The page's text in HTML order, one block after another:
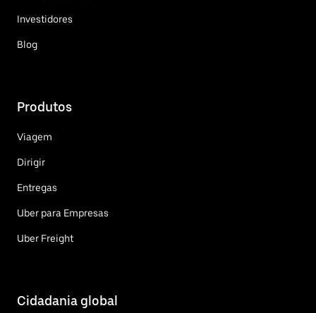
Investidores
Blog
Produtos
Viagem
Dirigir
Entregas
Uber para Empresas
Uber Freight
Cidadania global